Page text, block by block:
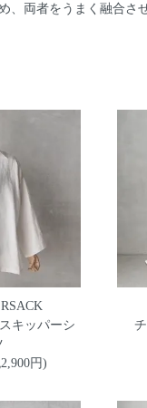
、両者をうまく融合さ
キッパーシ
円)